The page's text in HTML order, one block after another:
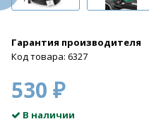
Гарантия производителя
Код товара: 6327
530 ₽
В наличии